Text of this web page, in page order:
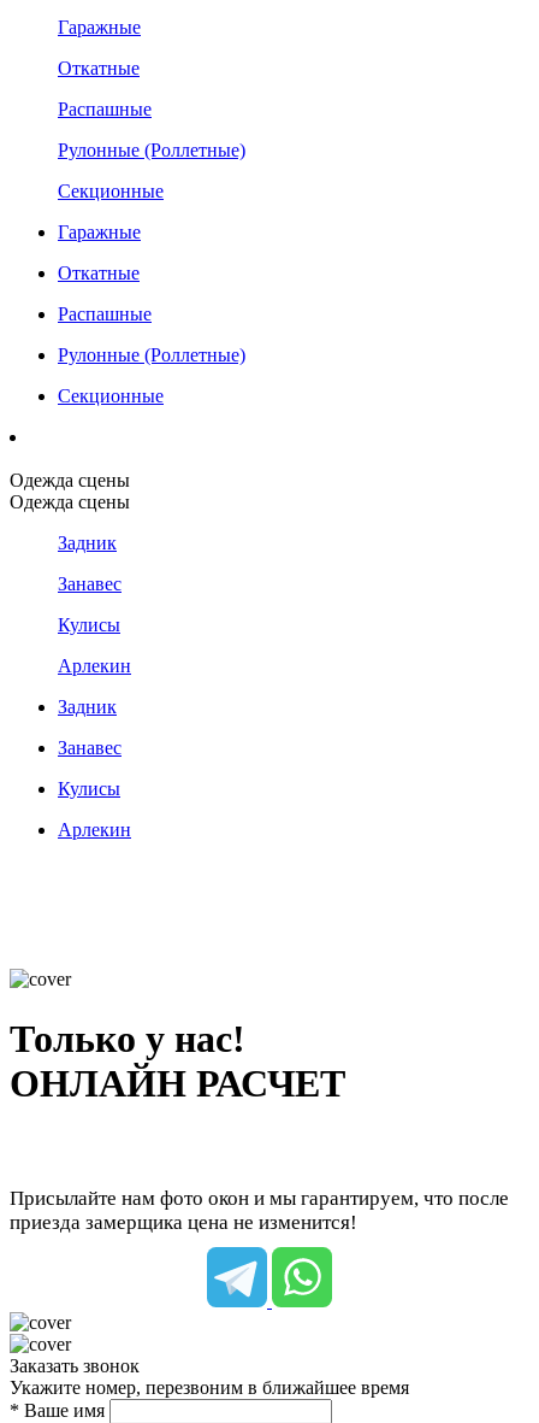
Гаражные
Откатные
Распашные
Рулонные (Роллетные)
Секционные
Гаражные
Откатные
Распашные
Рулонные (Роллетные)
Секционные
Одежда сцены
Одежда сцены
Задник
Занавес
Кулисы
Арлекин
Задник
Занавес
Кулисы
Арлекин
Только у нас!
ОНЛАЙН РАСЧЕТ
Присылайте нам фото окон и мы гарантируем, что после
приезда замерщика цена не изменится!
Заказать звонок
Укажите номер, перезвоним в ближайшее время
* Ваше имя